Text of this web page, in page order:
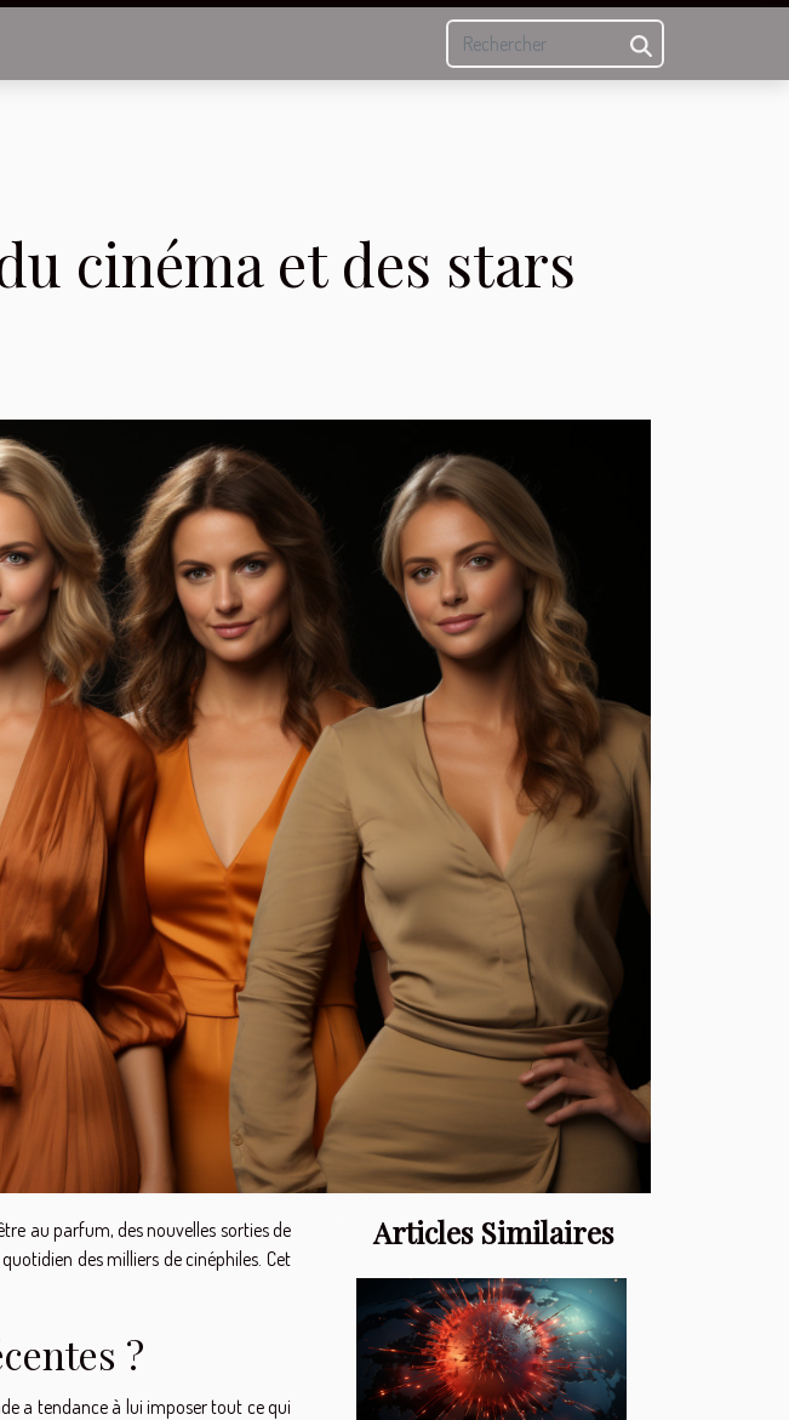
cinéma et des stars
au parfum, des nouvelles sorties de
des milliers de cinéphiles. Cet
?
a tendance à lui imposer tout ce qui
Articles Similaires